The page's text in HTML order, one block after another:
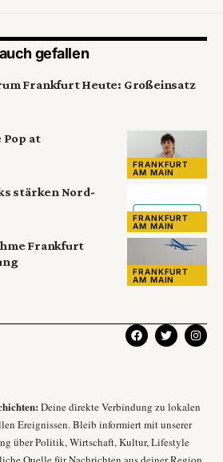
gefallen
Frankfurt Heute: Großeinsatz
FRANKFURT
AM MAIN
Pop at
FRANKFURT
AM MAIN
stärken Nord-
FRANKFURT
AM MAIN
Frankfurt
Deine direkte Verbindung zu lokalen
Ereignissen. Bleib informiert mit unserer
über Politik, Wirtschaft, Kultur, Lifestyle